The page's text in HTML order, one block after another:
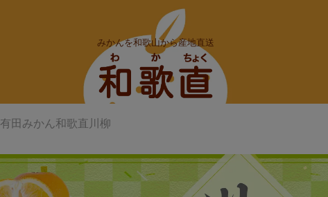
みかんを和歌山から産地直送
有田みかん和歌直川柳